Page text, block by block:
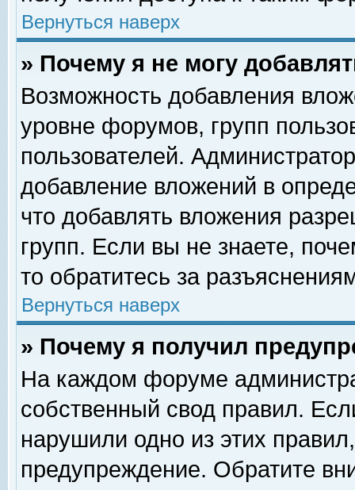
Вернуться наверх
» Почему я не могу
Возможность добавления
уровне форумов, групп
пользователей.
добавление вложений в
что добавлять вложения
групп. Если вы не знаете,
то обратитесь за
Вернуться наверх
» Почему я получил
На каждом форуме
собственный свод правил.
нарушили одно из этих
предупреждение. Обратите